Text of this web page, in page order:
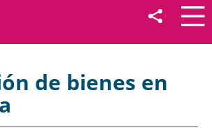
de bienes en